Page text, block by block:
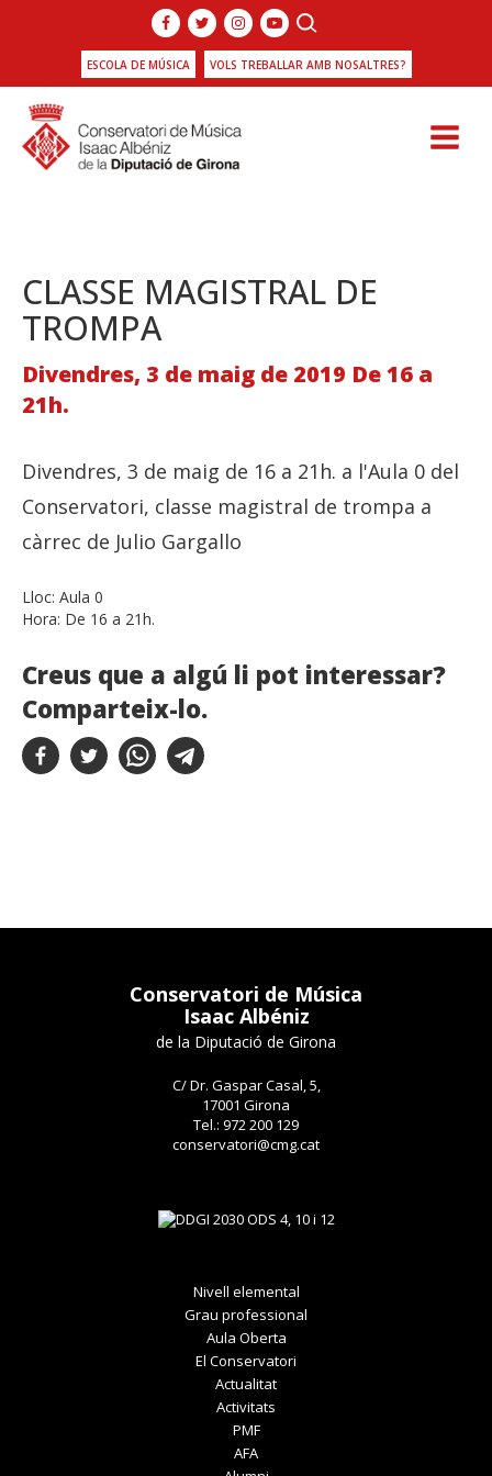
ESCOLA DE MÚSICA VOLS TREBALLAR AMB NOSALTRES?
CLASSE MAGISTRAL DE
TROMPA
Divendres, 3 de maig de 2019 De 16 a
21h.
Divendres, 3 de maig de 16 a 21h. a l'Aula 0 del
Conservatori, classe magistral de trompa a
càrrec de Julio Gargallo
Lloc: Aula 0
Hora: De 16 a 21h.
Creus que a algú li pot interessar?
Comparteix-lo.
Conservatori de Música
Isaac Albéniz
de la Diputació de Girona
C/ Dr. Gaspar Casal, 5,
17001 Girona
Tel.: 972 200 129
conservatori@cmg.cat
Nivell elemental
Grau professional
Aula Oberta
El Conservatori
Actualitat
Activitats
PMF
AFA